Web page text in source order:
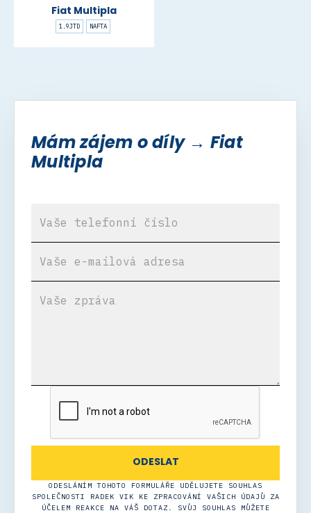
Fiat Multipla
1.9JTD NAFTA
Mám zájem o díly → Fiat
Multipla
ODESLÁNÍM TOHOTO FORMULÁŘE UDĚLUJETE SOUHLAS
SPOLEČNOSTI RADEK VIK KE ZPRACOVÁNÍ VAŠICH ÚDAJŮ ZA
ÚČELEM REAKCE NA VÁŠ DOTAZ. SVŮJ SOUHLAS MŮŽETE